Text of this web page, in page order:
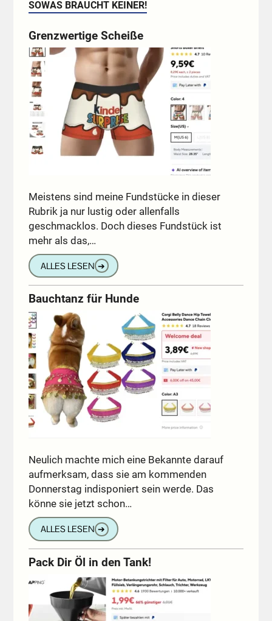
SOWAS BRAUCHT KEINER!
Grenzwertige Scheiße
Meistens sind meine Fundstücke in dieser
Rubrik ja nur lustig oder allenfalls
geschmacklos. Doch dieses Fundstück ist
mehr als das,…
ALLES LESEN ➔
Bauchtanz für Hunde
Neulich machte mich eine Bekannte darauf
aufmerksam, dass sie am kommenden
Donnerstag indisponiert sein werde. Das
könne sie jetzt schon…
ALLES LESEN ➔
Pack Dir Öl in den Tank!